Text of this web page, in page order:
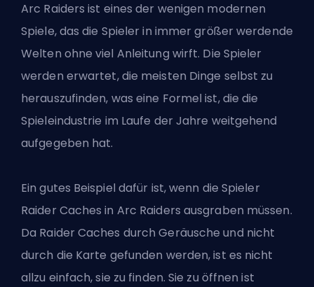
Arc Raiders ist eines der wenigen modernen
Spiele, das die Spieler in immer größer werdende
Welten ohne viel Anleitung wirft. Die Spieler
werden erwartet, die meisten Dinge selbst zu
herauszufinden, was eine Formel ist, die die
Spieleindustrie im Laufe der Jahre weitgehend
aufgegeben hat.
Ein gutes Beispiel dafür ist, wenn die Spieler
Raider Caches in Arc Raiders ausgraben müssen.
Da Raider Caches durch Geräusche und nicht
durch die Karte gefunden werden, ist es nicht
allzu einfach, sie zu finden. Sie zu öffnen ist